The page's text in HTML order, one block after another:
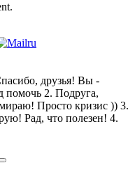
друзья! Вы -
помочь 2. Подруга,
Просто кризис )) 3.
Рад, что полезен! 4.